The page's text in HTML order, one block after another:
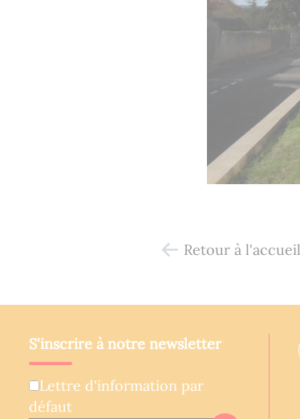
Retour à l'accueil
S'inscrire à notre newsletter
Lettre d'information par
défaut